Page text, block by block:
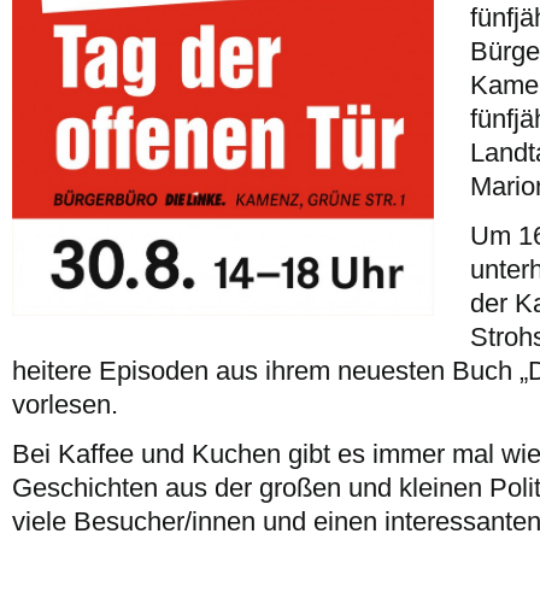
Um
der
heitere Episoden aus ihrem neuesten Buch
vorlesen.
Bei Kaffee und Kuchen gibt es immer mal
Geschichten aus der großen und kleinen
viele Besucher/innen und einen